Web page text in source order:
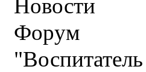
Новости
Форум